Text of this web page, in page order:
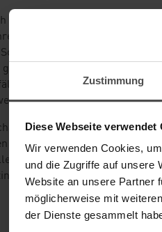
Zustimmung
Diese Webseite verwendet
Wir verwenden Cookies,
und die Zugriffe auf unsere
Website an unsere Partner
möglicherweise mit
der Dienste gesammelt
die Möglichkeit, das
Diese Vorgehensweise ist in
entfleischt,
geliefert. Das spart
können direkt mit den
Unterhautbindegewebe
weiteren unbrauchbaren
in Gruben eingekalkt und
oder Hundekuchen genutzt.